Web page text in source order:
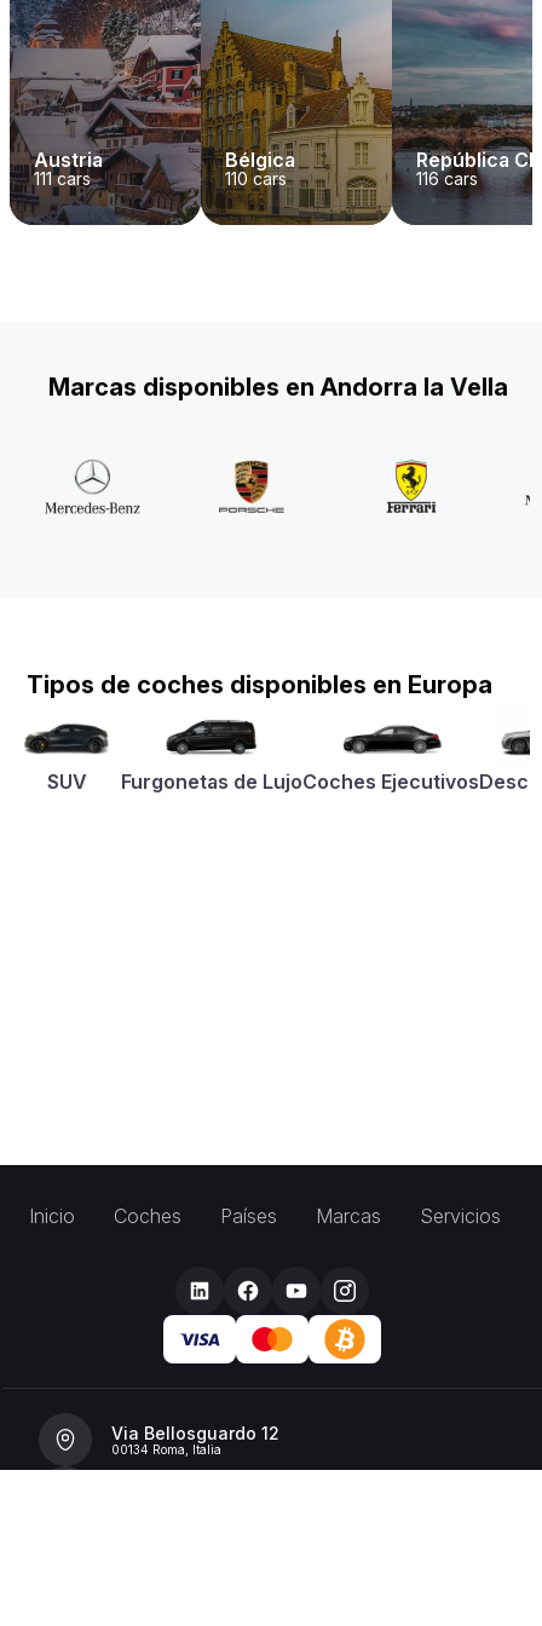
Austria
111cars
Bélgica
110 cars
República
116cars
Marcas disponibles en Andorra la Vella
Tipos de coches disponibles en Europa
SUV Furgonetas de LujoCoches Ejecutivos
Inicio Coches Países Marcas Servicios
Via Bellosguardo 12
00134 Roma, Italia